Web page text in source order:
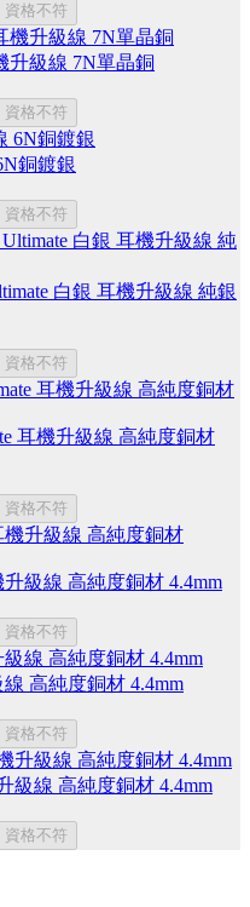
資格不符
升級線 7N單晶銅
資格不符
銅鍍銀
資格不符
白銀 耳機升級線 純銀
資格不符
耳機升級線 高純度銅材
資格不符
級線 高純度銅材 4.4mm
資格不符
高純度銅材 4.4mm
資格不符
級線 高純度銅材 4.4mm
資格不符